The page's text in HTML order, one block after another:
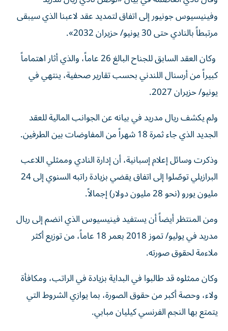
وفينيسيوس جونيور إلى اتفاق لتمديد عقد لاعبنا الذي سيبقى
مرتبطاً بالنادي حتى 30 يونيو/ حزيران 2032».
وكان العقد السابق للجناح البالغ 26 عاماً، والذي أثار اهتماماً
كبيراً من أرسنال اللندني بحسب تقارير صحفية، ينتهي في
يونيو/ حزيران 2027.
ولم يكشف ريال مدريد في بيانه عن الجوانب المالية للعقد
الجديد الذي جاء ثمرة 18 شهراً من المفاوضات بين الطرفين.
وذكرت وسائل إعلام إسبانية، أن إدارة النادي وممثلي اللاعب
البرازيلي توصّلوا إلى اتفاق يقضي بزيادة راتبه السنوي إلى 24
مليون يورو (نحو 28 مليون دولار) إجمالاً.
ومن المنتظر أيضاً أن يستفيد فينيسيوس الذي انضم إلى ريال
مدريد في يوليو/ تموز 2018 بعمر 18 عاماً، من توزيع أكثر
ملاءمة لحقوق صورته.
وكان ممثلوه قد طالبوا في البداية بزيادة في الراتب، ومكافأة
ولاء، وحصة أكبر من حقوق الصورة، بما يوازي الشروط التي
يتمتع بها النجم الفرنسي كيليان مبابي.